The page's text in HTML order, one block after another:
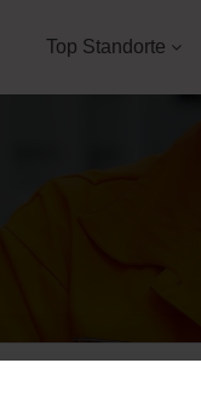
Top Standorte